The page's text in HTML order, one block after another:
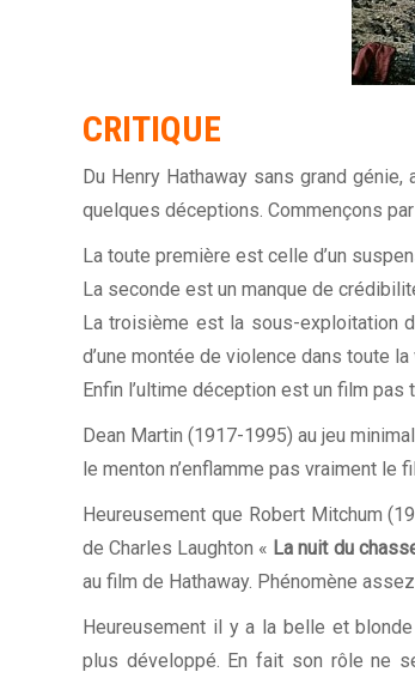
CRITIQUE
Du Henry Hathaway sans grand
quelques déceptions. Commençons
La toute première est celle d’un
La seconde est un manque de
La troisième est la sous-exploitation
d’une montée de violence dans toute la
Enfin l’ultime déception est un film
Dean Martin (1917-1995) au jeu
le menton n’enflamme pas vraiment le
Heureusement que Robert Mitchum
de Charles Laughton « La nuit du
au film de Hathaway. Phénomène
Heureusement il y a la belle et
plus développé. En fait son rôle ne